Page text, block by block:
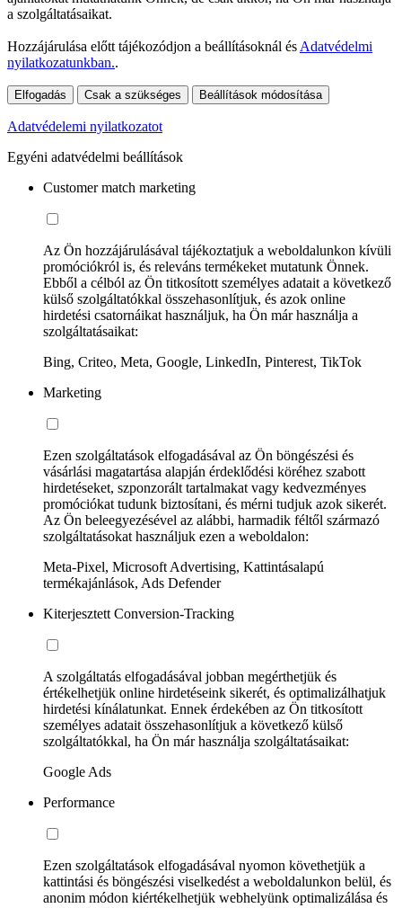
a szolgáltatásaikat.
Hozzájárulása előtt tájékozódjon a beállításoknál és Adatvédelmi
nyilatkozatunkban..
Elfogadás Csak a szükséges Beállítások módosítása
Adatvédelemi nyilatkozatot
Egyéni adatvédelmi beállítások
Customer match marketing
Az Ön hozzájárulásával tájékoztatjuk a weboldalunkon kívüli
promóciókról is, és releváns termékeket mutatunk Önnek.
Ebből a célból az Ön titkosított személyes adatait a következő
külső szolgáltatókkal összehasonlítjuk, és azok online
hirdetési csatornáikat használjuk, ha Ön már használja a
szolgáltatásaikat:
Bing, Criteo, Meta, Google, LinkedIn, Pinterest, TikTok
Marketing
Ezen szolgáltatások elfogadásával az Ön böngészési és
vásárlási magatartása alapján érdeklődési köréhez szabott
hirdetéseket, szponzorált tartalmakat vagy kedvezményes
promóciókat tudunk biztosítani, és mérni tudjuk azok sikerét.
Az Ön beleegyezésével az alábbi, harmadik féltől származó
szolgáltatásokat használjuk ezen a weboldalon:
Meta-Pixel, Microsoft Advertising, Kattintásalapú
termékajánlások, Ads Defender
Kiterjesztett Conversion-Tracking
A szolgáltatás elfogadásával jobban megérthetjük és
értékelhetjük online hirdetéseink sikerét, és optimalizálhatjuk
hirdetési kínálatunkat. Ennek érdekében az Ön titkosított
személyes adatait összehasonlítjuk a következő külső
szolgáltatókkal, ha Ön már használja szolgáltatásaikat:
Google Ads
Performance
Ezen szolgáltatások elfogadásával nyomon követhetjük a
kattintási és böngészési viselkedést a weboldalunkon belül, és
anonim módon kiértékelhetjük webhelyünk optimalizálása és